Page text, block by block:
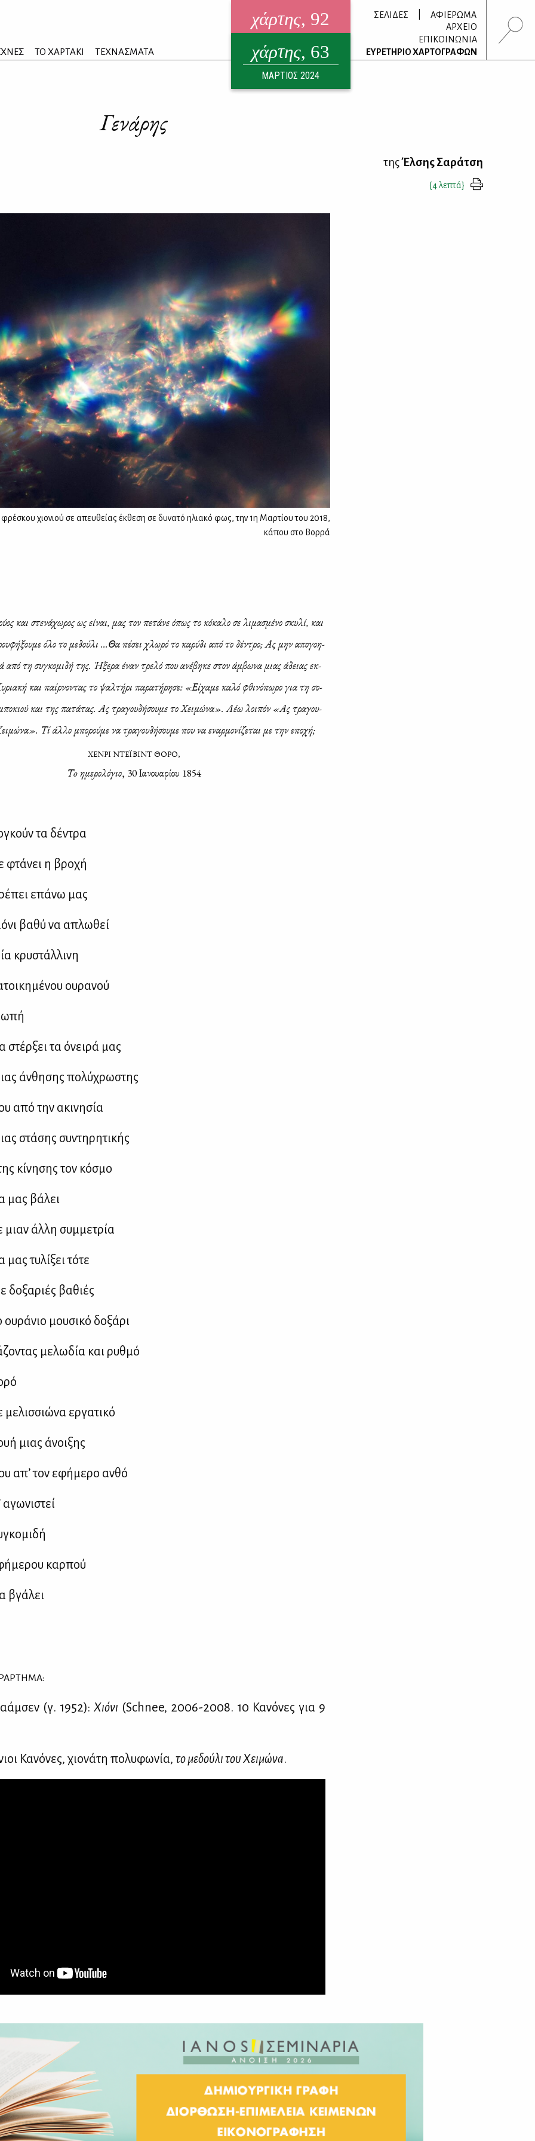
ΤΟ ΧΑΡΤΑΚΙ ΤΕΧΝΑΣΜΑΤΑ
χάρτης, 92
ηλεκτρονικό περιοδικό
ΑΥΓΟΥΣΤΟΣ 2026
χάρτης, 63
ΜΑΡΤΙΟΣ 2024
ΣΕΛΙΔΕΣ
ΑΦΙΕΡΩΜΑ
ΑΡΧΕΙΟ
ΕΠΙΚΟΙΝΩΝΙΑ
ΕΥΡΕΤΗΡΙΟ ΧΑΡΤΟΓΡΑΦΩΝ
Γενάρης
τηςΈλσης Σαράτση
{4 λεπτά}
φρέσκου χιονιού σε απευθείας έκθεση σε δυνατό ηλιακό φως, την 1η Μαρτίου του 2018,
κάπου στο Βορρά
και στε­νά­χω­ρος ως εί­ναι, μας τον πε­τά­νε όπως το κό­κα­λο σε λι­μα­σμέ­νο σκυ­λί, και
όλο το με­δού­λι …Θα πέ­σει χλω­ρό το κα­ρύ­δι από το δέ­ντρο; Ας μην απο­γοη­
από τη συ­γκο­μι­δή της. Ήξε­ρα έναν τρε­λό που ανέ­βη­κε στον άμ­βω­να μιας άδειας εκ­
και παίρ­νο­ντας το ψαλ­τή­ρι πα­ρα­τή­ρη­σε: «Εί­χα­με κα­λό φθι­νό­πω­ρο για τη σο­
και της πα­τά­τας. Ας τρα­γου­δή­σου­με το Χει­μώ­να». Λέω λοι­πόν «Ας τρα­γου­
Τί άλ­λο μπο­ρού­με να τρα­γου­δή­σου­με που να εναρ­μο­νί­ζε­ται με την επο­χή;
ΧΕΝΡΙ ΝΤΕΪΒΙΝΤ ΘΟΡΟ,
Τoημε­ρο­λό­γιο, 30 Ια­νουα­ρί­ου 1854
τα δέ­ντρα
φτά­νει η βρο­χή
επά­νω μας
βα­θύ να απλω­θεί
κρυ­στάλ­λι­νη
ου­ρα­νού
στέρ­ξει τα όνει­ρά μας
άν­θη­σης πο­λύ­χρω­στης
από την ακι­νη­σία
στά­σης συ­ντη­ρη­τι­κής
κί­νη­σης τον κό­σμο
μας βά­λει
μιαν άλ­λη συμ­με­τρία
μας τυ­λί­ξει τό­τε
δο­ξα­ριές βα­θιές
ου­ρά­νιο μου­σι­κό δο­ξά­ρι
με­λω­δία και ρυθ­μό
με­λισ­σιώ­να ερ­γα­τι­κό
μιας άνοι­ξης
απ’ τον εφή­με­ρο αν­θό
αγω­νι­στεί
καρ­πού
βγά­λει
(γ. 1952): Χιό­νι (Schnee, 2006-2008. 10 Κα­νό­νες για 9
Κα­νό­νες, χιο­νά­τη πο­λυ­φω­νία, το με­δού­λι του Χει­μώ­να.